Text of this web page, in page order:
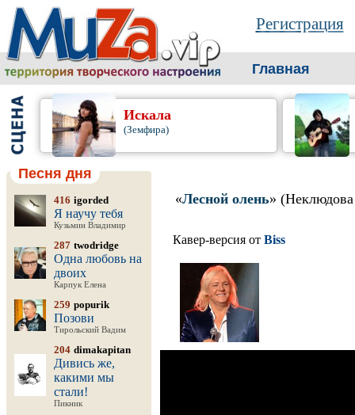
Регистрация
Главная
Искала
(Земфира)
Песня дня
416 igorded
Я научу тебя
Кузьмин Владимир
287 twodridge
Одна любовь на
двоих
Карпук Елена
259 popurik
Позови
Тирольский Вадим
204 dimakapitan
Дивись же,
какими мы
стали!
Пикник
«Лесной олень»
Кавер-версия от Biss